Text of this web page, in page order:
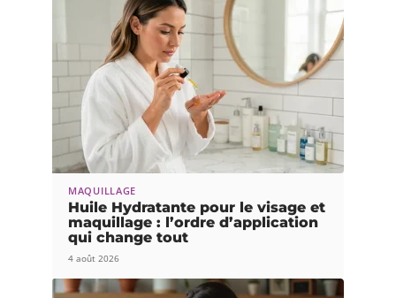
MAQUILLAGE
Huile Hydratante pour le visage et
maquillage : l’ordre d’application
qui change tout
4 août 2026